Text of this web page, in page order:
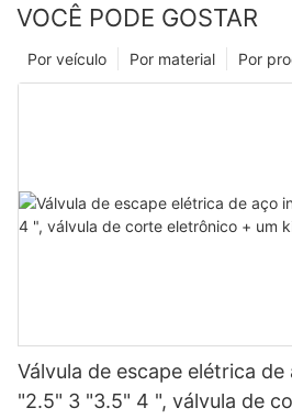
VOCÊ PODE GOSTAR
Por
Por material
Por veículo
Válvula de escape elétrica
"2.5" 3 "3.5" 4 ", válvula de